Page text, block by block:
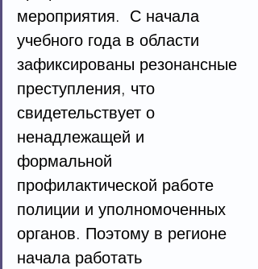
мероприятия.  С начала
учебного года в области
зафиксированы резонансные
преступления, что
свидетельствует о
ненадлежащей и
формальной
профилактической работе
полиции и уполномоченных
органов. Поэтому в регионе
начала работать